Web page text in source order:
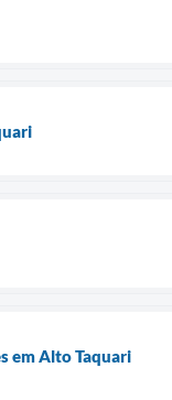
em Alto Taquari